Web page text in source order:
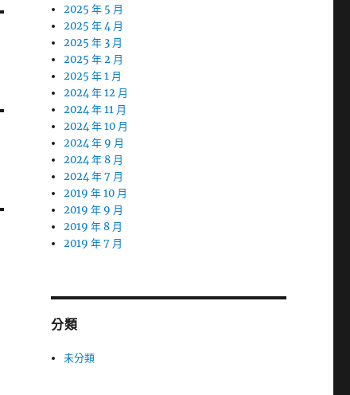
2025 年 5 月
2025 年 4 月
2025 年 3 月
2025 年 2 月
2025 年 1 月
2024 年 12 月
2024 年 11 月
2024 年 10 月
2024 年 9 月
2024 年 8 月
2024 年 7 月
2019 年 10 月
2019 年 9 月
2019 年 8 月
2019 年 7 月
分類
未分類